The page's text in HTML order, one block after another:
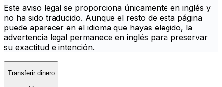
Este aviso legal se proporciona únicamente en inglés y
no ha sido traducido. Aunque el resto de esta página
puede aparecer en el idioma que hayas elegido, la
advertencia legal permanece en inglés para preservar
su exactitud e intención.
Transferir dinero